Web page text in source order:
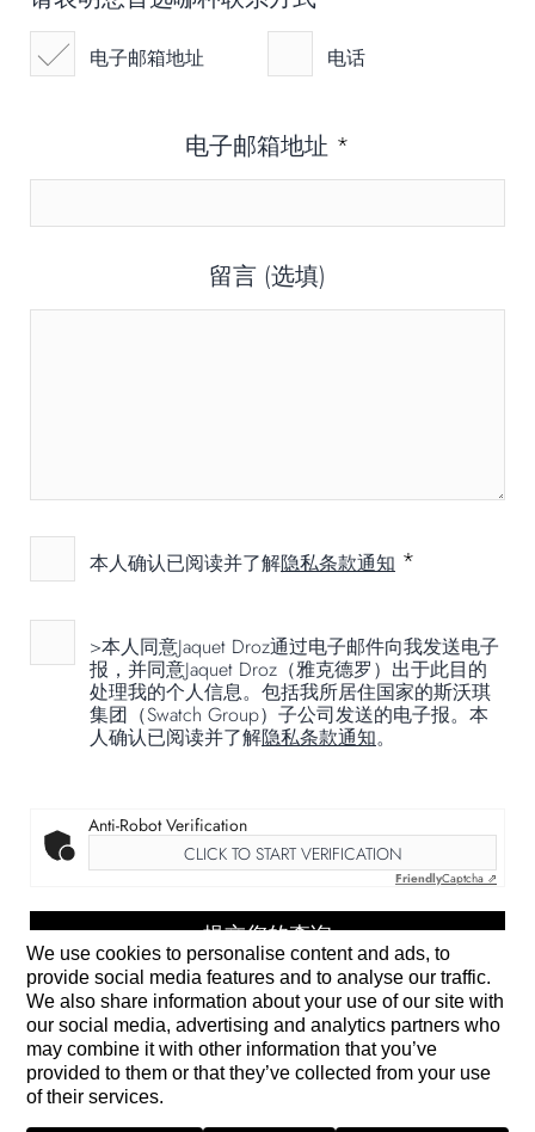
We use cookies to personalise content and ads, to
provide social media features and to analyse our traffic.
We also share information about your use of our site with
our social media, advertising and analytics partners who
may combine it with other information that you’ve
provided to them or that they’ve collected from your use
of their services.
电子邮箱地址 电话
电子邮箱地址 *
留言 (选填)
本人确认已阅读并了解隐私条款通知 *
>本人同意Jaquet Droz通过电子邮件向我发送电子
报，并同意Jaquet Droz（雅克德罗）出于此目的
处理我的个人信息。包括我所居住国家的斯沃琪
集团（Swatch Group）子公司发送的电子报。本
人确认已阅读并了解隐私条款通知。
Anti-Robot Verification
CLICK TO START VERIFICATION
FriendlyCaptcha ⇗
* 必填项 (若无这项信息，我们将无法处理您的请求)